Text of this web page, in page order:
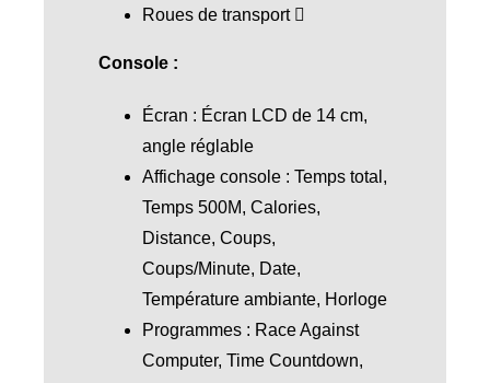
Roues de transport
Console :
Écran : Écran LCD de 14 cm,
angle réglable
Affichage console : Temps total,
Temps 500M, Calories,
Distance, Coups,
Coups/Minute, Date,
Température ambiante, Horloge
Programmes : Race Against
Computer, Time Countdown,